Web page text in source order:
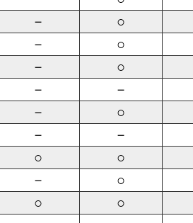
－ ○
－ ○
－ ○
－ －
－ ○
－ －
○ ○
－ ○
○ ○